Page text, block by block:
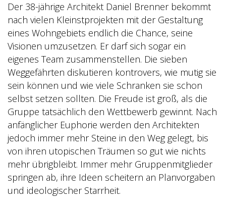
Der 38-jährige Architekt Daniel Brenner bekommt
nach vielen Kleinstprojekten mit der Gestaltung
eines Wohngebiets endlich die Chance, seine
Visionen umzusetzen. Er darf sich sogar ein
eigenes Team zusammenstellen. Die sieben
Weggefährten diskutieren kontrovers, wie mutig sie
sein können und wie viele Schranken sie schon
selbst setzen sollten. Die Freude ist groß, als die
Gruppe tatsächlich den Wettbewerb gewinnt. Nach
anfänglicher Euphorie werden den Architekten
jedoch immer mehr Steine in den Weg gelegt, bis
von ihren utopischen Träumen so gut wie nichts
mehr übrigbleibt. Immer mehr Gruppenmitglieder
springen ab, ihre Ideen scheitern an Planvorgaben
und ideologischer Starrheit.